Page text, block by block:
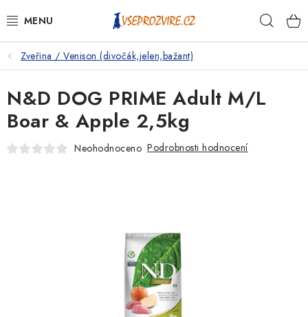
na
PSI
KOČKY
KONĚ
KRÁLÍCI/HLODAVCI/PTÁCI
Zveřina / Venison (divočák,jelen,bažant)
N&D DOG PRIME Adult M/L
Boar & Apple 2,5kg
Neohodnoceno Podrobnosti hodnocení